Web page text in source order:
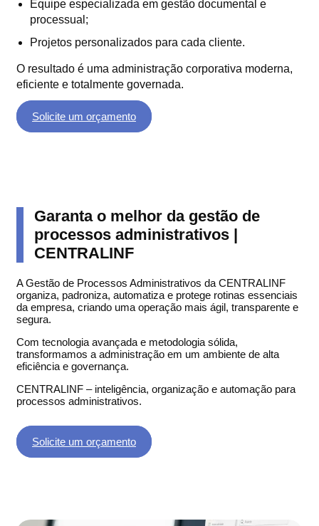
Equipe especializada em gestão documental e
processual;
Projetos personalizados para cada cliente.
O resultado é uma administração corporativa moderna,
eficiente e totalmente governada.
Solicite um orçamento
Garanta o melhor da gestão de
processos administrativos |
CENTRALINF
A Gestão de Processos Administrativos da CENTRALINF
organiza, padroniza, automatiza e protege rotinas essenciais
da empresa, criando uma operação mais ágil, transparente e
segura.
Com tecnologia avançada e metodologia sólida,
transformamos a administração em um ambiente de alta
eficiência e governança.
CENTRALINF – inteligência, organização e automação para
processos administrativos.
Solicite um orçamento